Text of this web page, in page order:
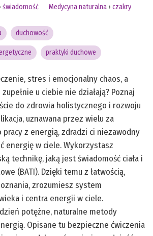
świadomość
Medycyna naturalna › czakry
duchowość
praktyki duchowe
stres i emocjonalny chaos, a
u ciebie nie działają? Poznaj
do zdrowia holistycznego i rozwoju
uznawana przez wielu za
pracy z energią, zdradzi ci niezawodny
energię w ciele. Wykorzystasz
technikę, jaką jest świadomość ciała i
(BATI). Dzięki temu z łatwością,
zrozumiesz system
i centra energii w ciele.
potężne, naturalne metody
Opisane tu bezpieczne ćwiczenia